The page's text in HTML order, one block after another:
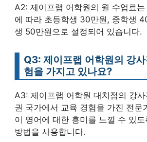
A2: 제이프랩 어학원의 월 수업료
에 따라 초등학생 30만원, 중학생
생 50만원으로 설정되어 있습니다.
Q3: 제이프랩 어학원의 강
험을 가지고 있나요?
A3: 제이프랩 어학원 대치점의 강
권 국가에서 교육 경험을 가진 전문
이 영어에 대한 흥미를 느낄 수 있
방법을 사용합니다.